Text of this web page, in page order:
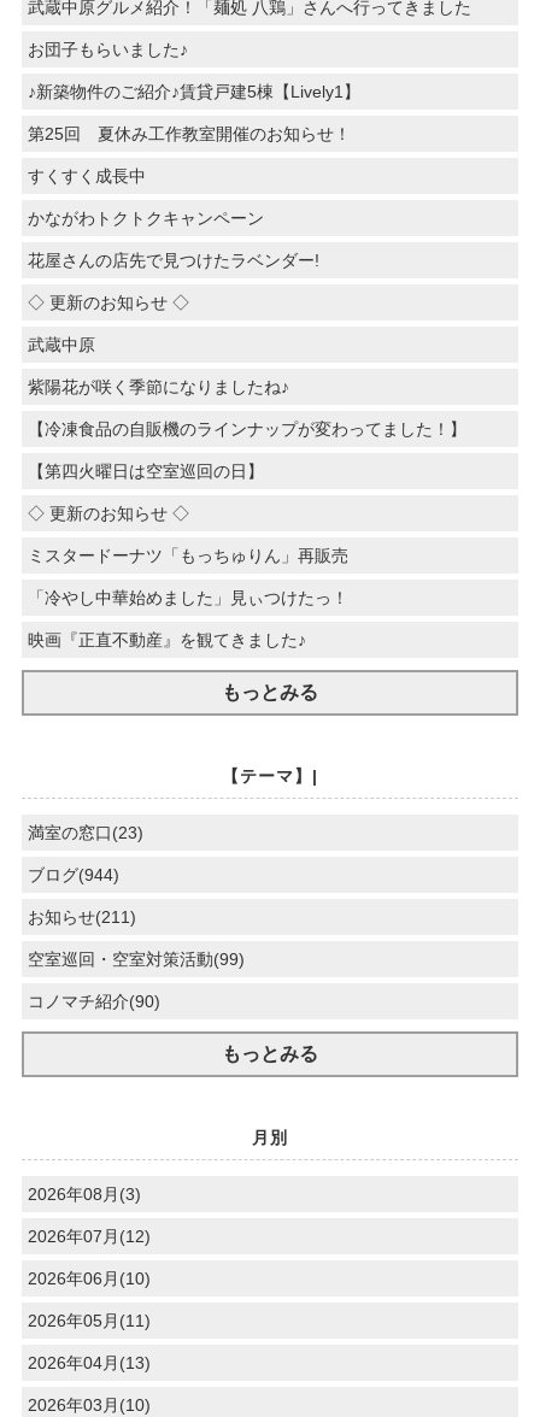
武蔵中原グルメ紹介！「麺処 八鶏」さんへ行ってきました
お団子もらいました♪
♪新築物件のご紹介♪賃貸戸建5棟【Lively1】
第25回 夏休み工作教室開催のお知らせ！
すくすく成長中
かながわトクトクキャンペーン
花屋さんの店先で見つけたラベンダー!
◇ 更新のお知らせ ◇
武蔵中原
紫陽花が咲く季節になりましたね♪
【冷凍食品の自販機のラインナップが変わってました！】
【第四火曜日は空室巡回の日】
◇ 更新のお知らせ ◇
ミスタードーナツ「もっちゅりん」再販売
「冷やし中華始めました」見ぃつけたっ！
映画『正直不動産』を観てきました♪
もっとみる
【テーマ】|
満室の窓口(23)
ブログ(944)
お知らせ(211)
空室巡回・空室対策活動(99)
コノマチ紹介(90)
もっとみる
月別
2026年08月(3)
2026年07月(12)
2026年06月(10)
2026年05月(11)
2026年04月(13)
2026年03月(10)